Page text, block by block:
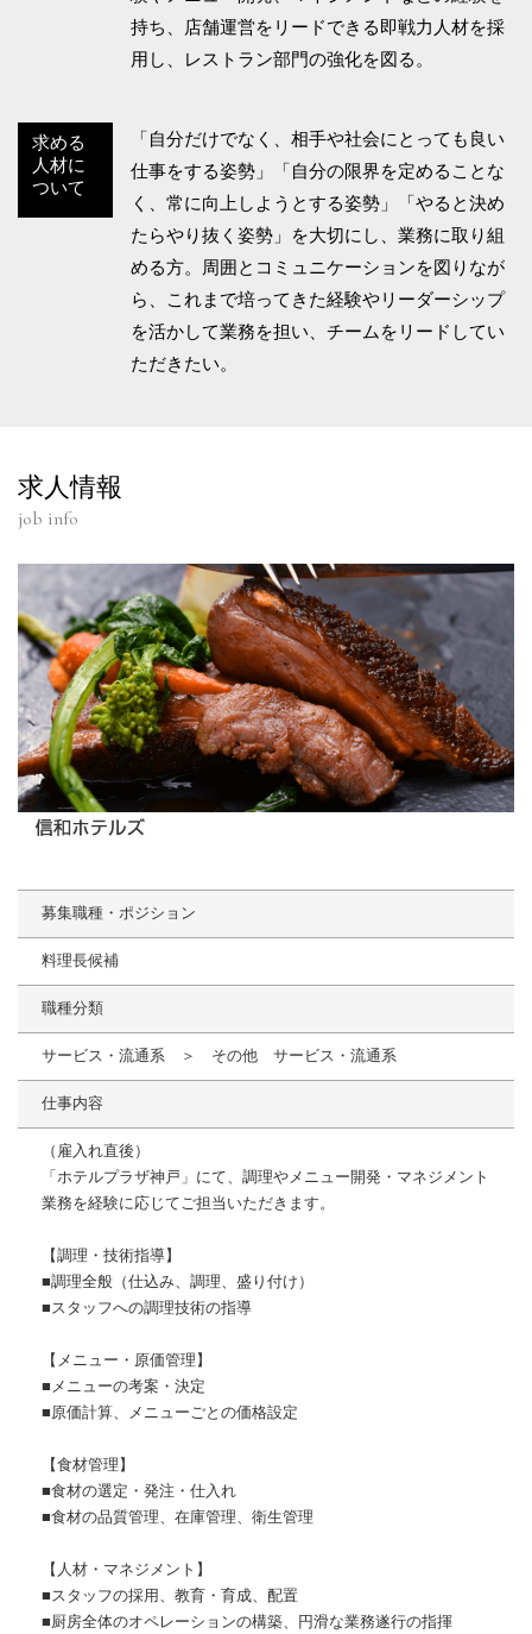
持ち、店舗運営をリードできる即戦力人材を採
用し、レストラン部門の強化を図る。
求める
人材に
ついて
「自分だけでなく、相手や社会にとっても良い
仕事をする姿勢」「自分の限界を定めることな
く、常に向上しようとする姿勢」「やると決め
たらやり抜く姿勢」を大切にし、業務に取り組
める方。周囲とコミュニケーションを図りなが
ら、これまで培ってきた経験やリーダーシップ
を活かして業務を担い、チームをリードしてい
ただきたい。
求人情報
job info
募集職種・ポジション
料理長候補
職種分類
サービス・流通系 ＞ その他 サービス・流通系
仕事内容
（雇入れ直後）
「ホテルプラザ神戸」にて、調理やメニュー開発・マネジメント
業務を経験に応じてご担当いただきます。
【調理・技術指導】
■調理全般（仕込み、調理、盛り付け）
■スタッフへの調理技術の指導
【メニュー・原価管理】
■メニューの考案・決定
■原価計算、メニューごとの価格設定
【食材管理】
■食材の選定・発注・仕入れ
■食材の品質管理、在庫管理、衛生管理
【人材・マネジメント】
■スタッフの採用、教育・育成、配置
■厨房全体のオペレーションの構築、円滑な業務遂行の指揮